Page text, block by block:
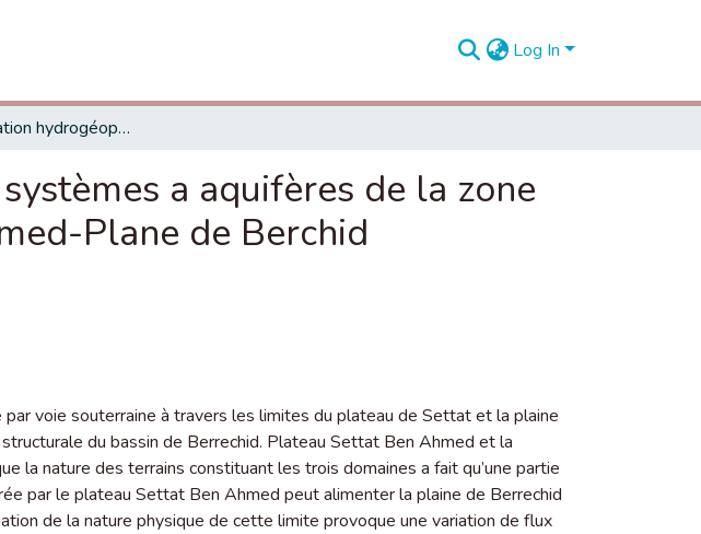
Log In
Caractérisation hydrogéophysique des systèmes a aquifères de la zone de transition plateau de Settat Pen Ahmed-Plane de Berchid
a aquifères de la zone
Plane de Berchid
voie souterraine à travers les limites du plateau de Settat et la plaine
structurale du bassin de Berrechid. Plateau Settat Ben Ahmed et la
la nature des terrains constituant les trois domaines a fait qu’une partie
par le plateau Settat Ben Ahmed peut alimenter la plaine de Berrechid
de la nature physique de cette limite provoque une variation de flux